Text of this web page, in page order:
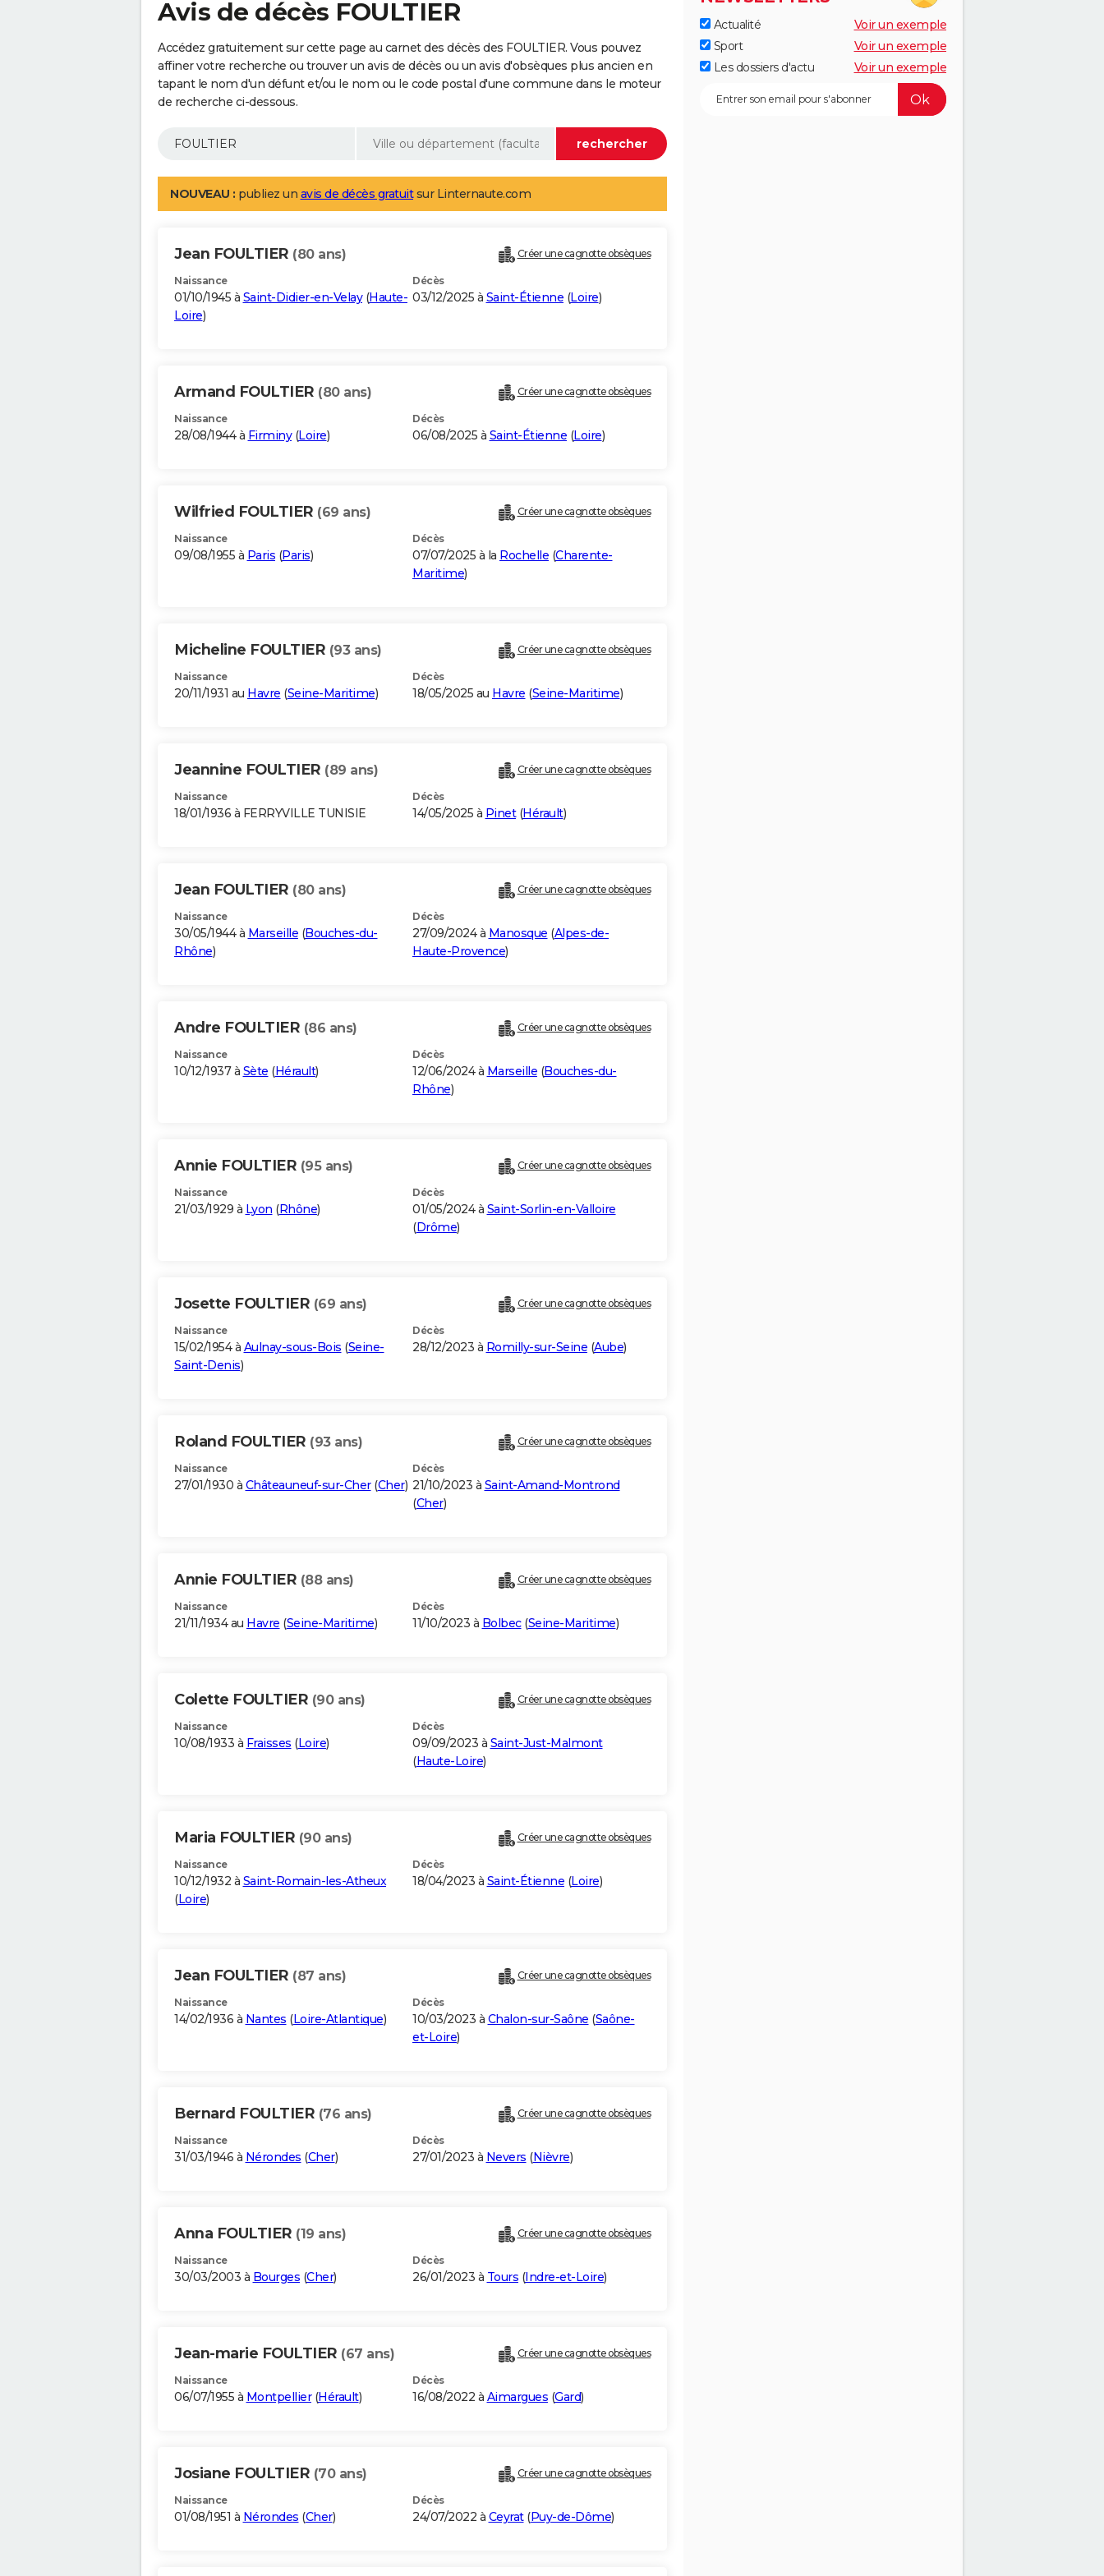
Avis de décès FOULTIER
Accédez gratuitement sur cette page au carnet des décès des FOULTIER. Vous pouvez
affiner votre recherche ou trouver un avis de décès ou un avis d'obsèques plus ancien en
tapant le nom d'un défunt et/ou le nom ou le code postal d'une commune dans le moteur
de recherche ci-dessous.
NOUVEAU : publiez un avis de décès gratuitsur Linternaute.com
Jean FOULTIER (80 ans) Créer une cagnotte obsèques
Naissance
01/10/1945 à Saint-Didier-en-Velay(Haute-
Loire)
Décès
03/12/2025 à Saint-Étienne (Loire)
Armand FOULTIER (80 ans) Créer une cagnotte obsèques
Naissance
28/08/1944 à Firminy(Loire)
Décès
06/08/2025 à Saint-Étienne (Loire)
Wilfried FOULTIER (69 ans) Créer une cagnotte obsèques
Naissance
09/08/1955 à Paris (Paris)
Décès
07/07/2025 à la Rochelle (Charente-
Maritime)
Micheline FOULTIER (93 ans) Créer une cagnotte obsèques
Naissance
20/11/1931 au Havre (Seine-Maritime)
Décès
18/05/2025 au Havre (Seine-Maritime)
Jeannine FOULTIER (89 ans) Créer une cagnotte obsèques
Naissance
18/01/1936 à FERRYVILLE TUNISIE
Décès
14/05/2025 à Pinet(Hérault)
Jean FOULTIER (80 ans) Créer une cagnotte obsèques
Naissance
30/05/1944 à Marseille (Bouches-du-
Rhône)
Décès
27/09/2024 à Manosque (Alpes-de-
Haute-Provence)
Andre FOULTIER (86 ans) Créer une cagnotte obsèques
Naissance
10/12/1937 à Sète (Hérault)
Décès
12/06/2024 à Marseille (Bouches-du-
Rhône)
Annie FOULTIER (95 ans) Créer une cagnotte obsèques
Naissance
21/03/1929 à Lyon (Rhône)
Décès
01/05/2024 à Saint-Sorlin-en-Valloire
(Drôme)
Josette FOULTIER (69 ans) Créer une cagnotte obsèques
Naissance
15/02/1954 à Aulnay-sous-Bois (Seine-
Saint-Denis)
Décès
28/12/2023 à Romilly-sur-Seine (Aube)
Roland FOULTIER (93 ans) Créer une cagnotte obsèques
Naissance
27/01/1930 à Châteauneuf-sur-Cher(Cher)
Décès
21/10/2023 à Saint-Amand-Montrond
(Cher)
Annie FOULTIER (88 ans) Créer une cagnotte obsèques
Naissance
21/11/1934 au Havre (Seine-Maritime)
Décès
11/10/2023 à Bolbec(Seine-Maritime)
Colette FOULTIER (90 ans) Créer une cagnotte obsèques
Naissance
10/08/1933 à Fraisses (Loire)
Décès
09/09/2023 à Saint-Just-Malmont
(Haute-Loire)
Maria FOULTIER (90 ans) Créer une cagnotte obsèques
Naissance
10/12/1932 à Saint-Romain-les-Atheux
(Loire)
Décès
18/04/2023 à Saint-Étienne (Loire)
Jean FOULTIER (87 ans) Créer une cagnotte obsèques
Naissance
14/02/1936 à Nantes (Loire-Atlantique)
Décès
10/03/2023 à Chalon-sur-Saône (Saône-
et-Loire)
Bernard FOULTIER (76 ans) Créer une cagnotte obsèques
Naissance
31/03/1946 à Nérondes (Cher)
Décès
27/01/2023 à Nevers (Nièvre)
Anna FOULTIER (19 ans) Créer une cagnotte obsèques
Naissance
30/03/2003 à Bourges (Cher)
Décès
26/01/2023 à Tours (Indre-et-Loire)
Jean-marie FOULTIER (67 ans) Créer une cagnotte obsèques
Naissance
06/07/1955 à Montpellier(Hérault)
Décès
16/08/2022 à Aimargues (Gard)
Josiane FOULTIER (70 ans) Créer une cagnotte obsèques
Naissance
01/08/1951 à Nérondes (Cher)
Décès
24/07/2022 à Ceyrat(Puy-de-Dôme)
Actualité
Voir un exemple
Sport
Voir un exemple
Les dossiers d'actu
Voir un exemple